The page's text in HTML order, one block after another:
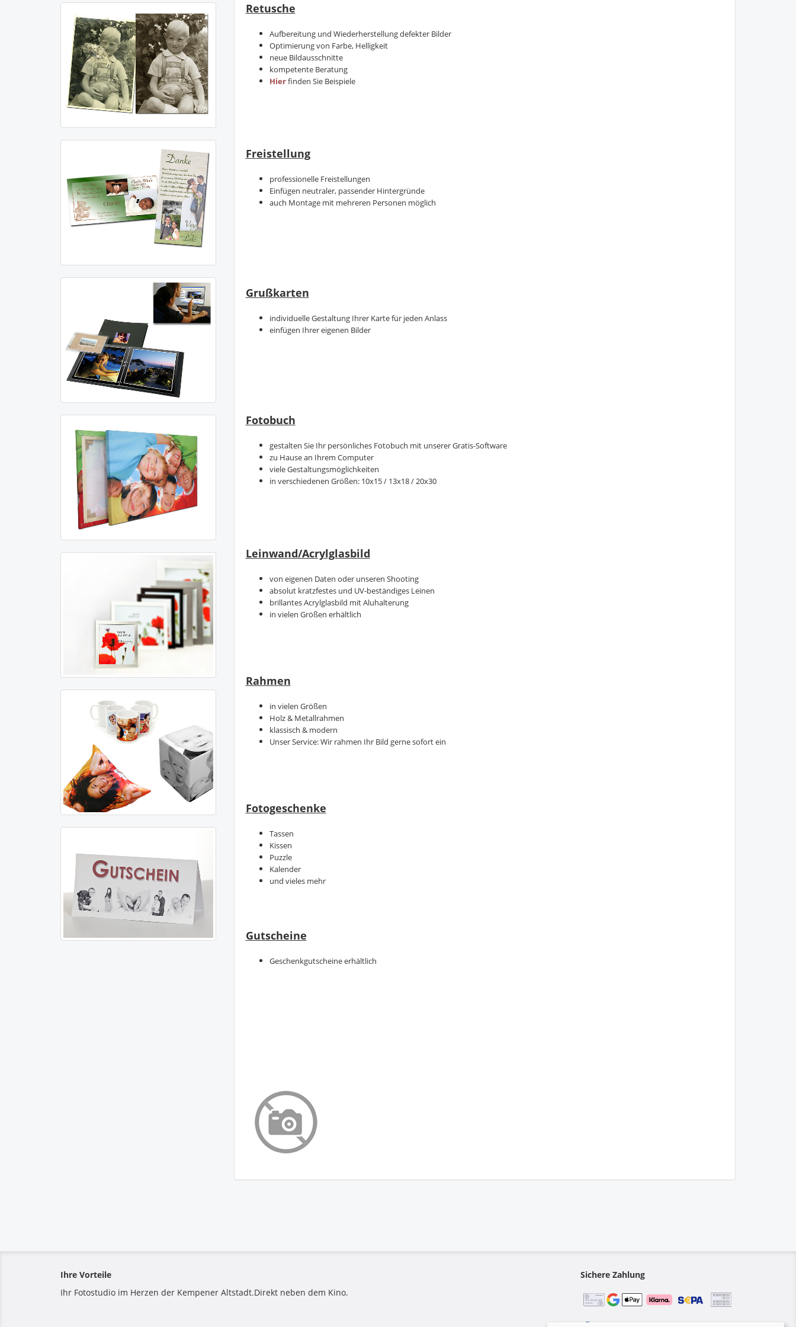
Retusche
Aufbereitung und Wiederherstellung defekter Bilder
Optimierung von Farbe, Helligkeit
neue Bildausschnitte
kompetente Beratung
Hierfinden Sie Beispiele
Freistellung
professionelle Freistellungen
Einfügen neutraler, passender Hintergründe
auch Montage mit mehreren Personen möglich
Grußkarten
individuelle Gestaltung Ihrer Karte für jeden Anlass
einfügen Ihrer eigenen Bilder
Fotobuch
gestalten Sie Ihr persönliches Fotobuch mit unserer Gratis-Software
zu Hause an Ihrem Computer
viele Gestaltungsmöglichkeiten
in verschiedenen Größen: 10x15 / 13x18 / 20x30
Leinwand/Acrylglasbild
von eigenen Daten oder unseren Shooting
absolut kratzfestes und UV-beständiges Leinen
brillantes Acrylglasbild mit Aluhalterung
in vielen Größen erhältlich
Rahmen
in vielen Größen
Holz & Metallrahmen
klassisch & modern
Unser Service: Wir rahmen Ihr Bild gerne sofort ein
Fotogeschenke
Tassen
Kissen
Puzzle
Kalender
und vieles mehr
Gutscheine
Geschenkgutscheine erhältlich
Ihre Vorteile
Ihr Fotostudio im Herzen der Kempener Altstadt.Direkt neben dem Kino.
Sichere Zahlung